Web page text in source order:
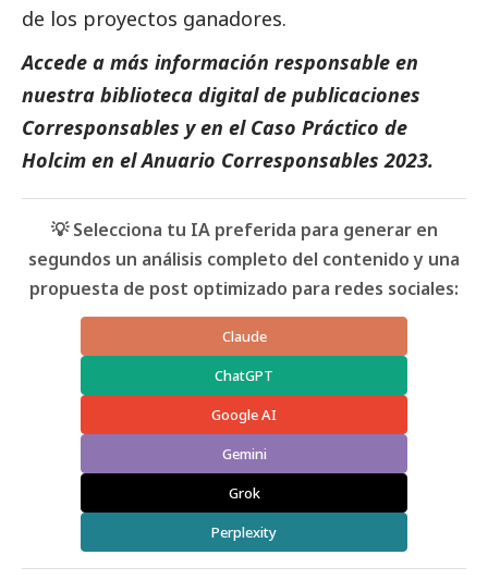
de los proyectos ganadores.
Accede a más información responsable en
nuestra biblioteca digital de publicaciones
Corresponsables y en el Caso Práctico de
Holcim en elAnuario Corresponsables 2023.
💡 Selecciona tu IA preferida para generar en
segundos un análisis completo del contenido y una
propuesta de post optimizado para redes sociales:
Claude
ChatGPT
Google AI
Gemini
Grok
Perplexity